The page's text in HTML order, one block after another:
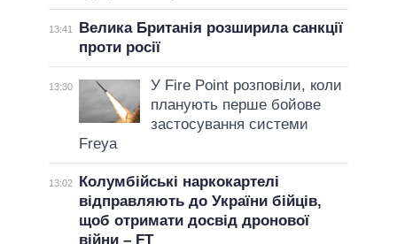
13:41
Велика Британія розширила санкції
проти росії
13:30
У Fire Point розповіли, коли
планують перше бойове
застосування системи
Freya
13:02
Колумбійські наркокартелі
відправляють до України бійців,
щоб отримати досвід дронової
війни – FT